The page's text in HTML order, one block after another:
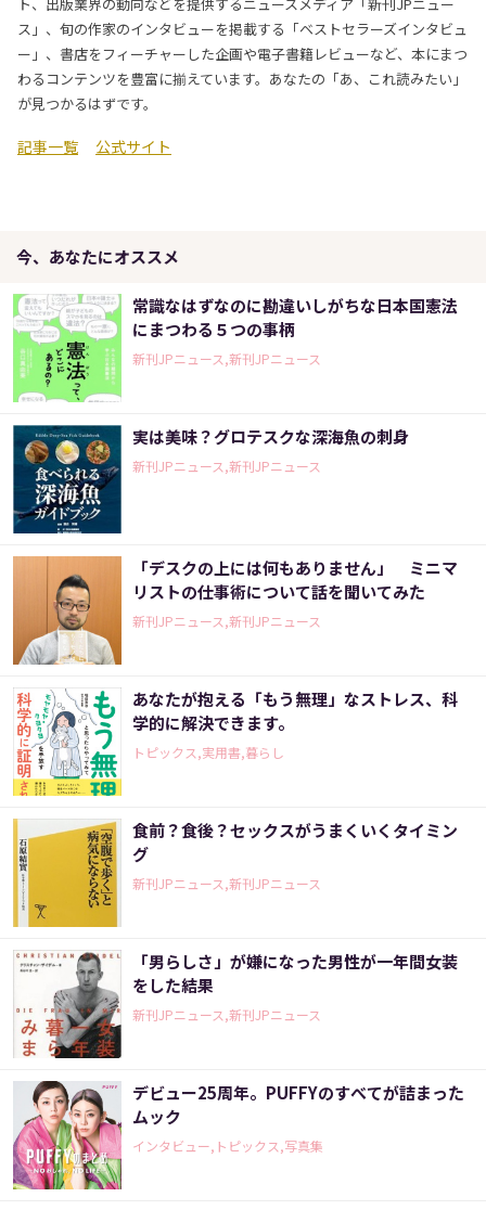
ス」、旬の作家のインタビューを掲載する「ベストセラーズインタビュ
ー」、書店をフィーチャーした企画や電子書籍レビューなど、本にまつ
わるコンテンツを豊富に揃えています。あなたの「あ、これ読みたい」
が見つかるはずです。
記事一覧 公式サイト
今、あなたにオススメ
常識なはずなのに勘違いしがちな日本国憲法
にまつわる５つの事柄
新刊JPニュース,新刊JPニュース
実は美味？グロテスクな深海魚の刺身
新刊JPニュース,新刊JPニュース
「デスクの上には何もありません」 ミニマ
リストの仕事術について話を聞いてみた
新刊JPニュース,新刊JPニュース
あなたが抱える「もう無理」なストレス、科
学的に解決できます。
トピックス,実用書,暮らし
食前？食後？セックスがうまくいくタイミン
グ
新刊JPニュース,新刊JPニュース
「男らしさ」が嫌になった男性が一年間女装
をした結果
新刊JPニュース,新刊JPニュース
デビュー25周年。PUFFYのすべてが詰まった
ムック
インタビュー,トピックス,写真集